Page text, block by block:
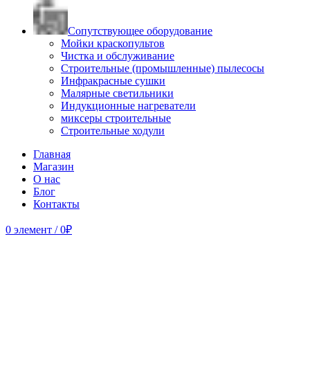
Сопутствующее оборудование
Мойки краскопультов
Чистка и обслуживание
Строительные (промышленные) пылесосы
Инфракрасные сушки
Малярные светильники
Индукционные нагреватели
миксеры строительные
Строительные ходули
Главная
Магазин
О нас
Блог
Контакты
0 элемент / 0₽